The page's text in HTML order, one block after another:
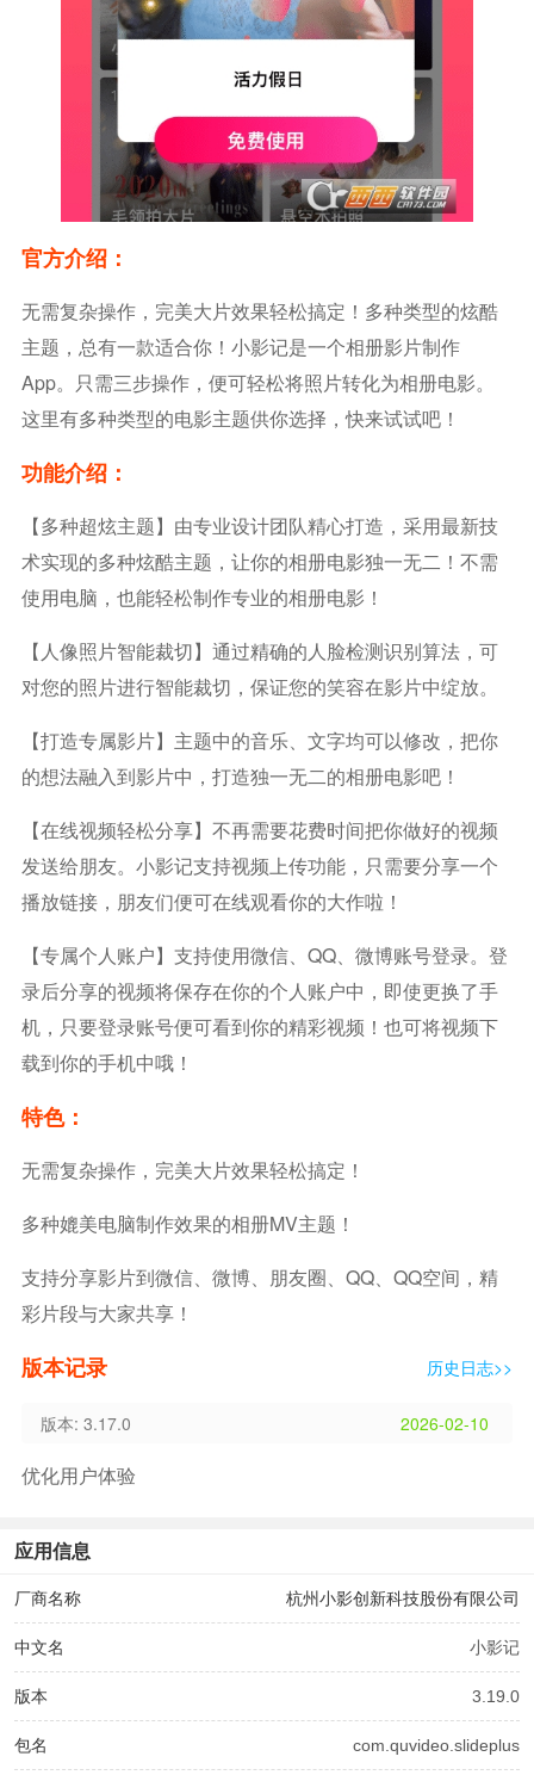
官方介绍：
无需复杂操作，完美大片效果轻松搞定！多种类型的炫酷
主题，总有一款适合你！小影记是一个相册影片制作
App。只需三步操作，便可轻松将照片转化为相册电影。
这里有多种类型的电影主题供你选择，快来试试吧！
功能介绍：
【多种超炫主题】由专业设计团队精心打造，采用最新技
术实现的多种炫酷主题，让你的相册电影独一无二！不需
使用电脑，也能轻松制作专业的相册电影！
【人像照片智能裁切】通过精确的人脸检测识别算法，可
对您的照片进行智能裁切，保证您的笑容在影片中绽放。
【打造专属影片】主题中的音乐、文字均可以修改，把你
的想法融入到影片中，打造独一无二的相册电影吧！
【在线视频轻松分享】不再需要花费时间把你做好的视频
发送给朋友。小影记支持视频上传功能，只需要分享一个
播放链接，朋友们便可在线观看你的大作啦！
【专属个人账户】支持使用微信、QQ、微博账号登录。登
录后分享的视频将保存在你的个人账户中，即使更换了手
机，只要登录账号便可看到你的精彩视频！也可将视频下
载到你的手机中哦！
特色：
无需复杂操作，完美大片效果轻松搞定！
多种媲美电脑制作效果的相册MV主题！
支持分享影片到微信、微博、朋友圈、QQ、QQ空间，精
彩片段与大家共享！
版本记录 历史日志>>
2026-02-10
版本: 3.17.0
优化用户体验
应用信息
厂商名称 杭州小影创新科技股份有限公司
中文名 小影记
版本 3.19.0
包名 com.quvideo.slideplus